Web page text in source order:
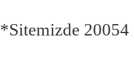
*Sitemizde 20054